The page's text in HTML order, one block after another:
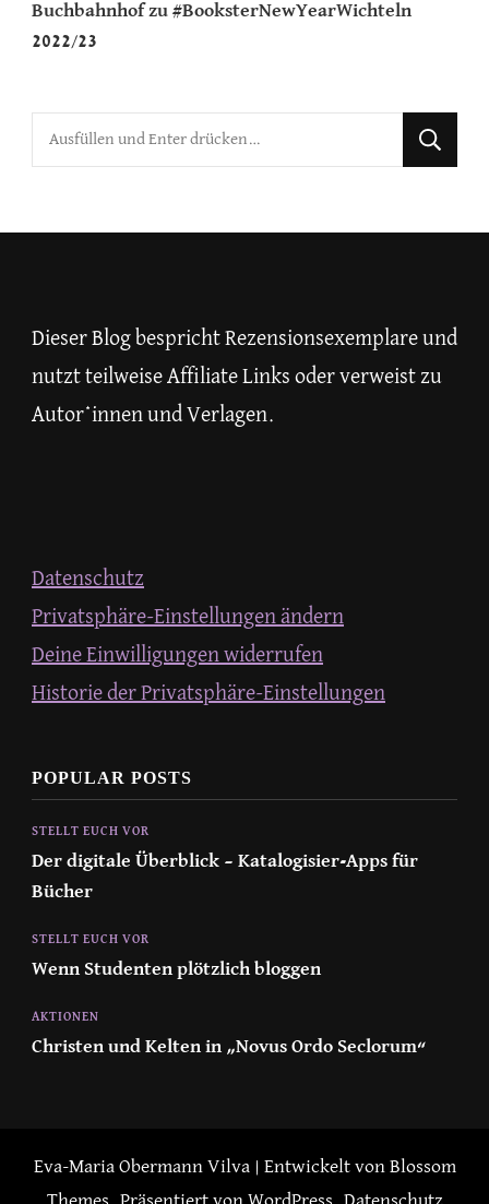
Buchbahnhofzu #BooksterNewYearWichteln
2022/23
Suchst
du
Dieser Blog bespricht Rezensionsexemplare und
nutzt teilweise Affiliate Links oder verweist zu
Autor*innen und Verlagen.
Datenschutz
Privatsphäre-Einstellungen ändern
Deine Einwilligungen widerrufen
Historie der Privatsphäre-Einstellungen
POPULAR POSTS
STELLT EUCH VOR
Der digitale Überblick – Katalogisier-Apps für
Bücher
STELLT EUCH VOR
Wenn Studenten plötzlich bloggen
AKTIONEN
Christen und Kelten in „Novus Ordo Seclorum“
Eva-Maria ObermannVilva | Entwickelt von Blossom